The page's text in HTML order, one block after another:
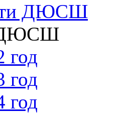
ДЮСШ
ДЮСШ
год
год
год